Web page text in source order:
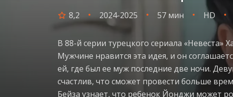
8,2 2024-2025 57 мин HD
В 88-й серии турецкого сериала «Невеста»
Мужчине нравится эта идея, и он
ей, где был ее муж последние две ночи.
счастлив, что сможет провести больше
Бейза узнает, что ребенок Йонджи может